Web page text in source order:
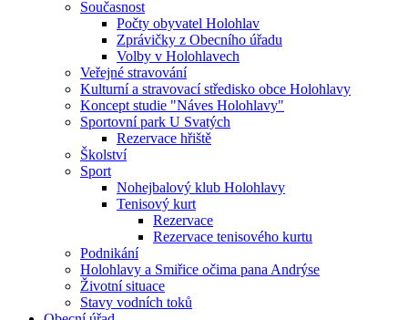
Současnost
Počty obyvatel Holohlav
Zprávičky z Obecního úřadu
Volby v Holohlavech
Veřejné stravování
Kulturní a stravovací středisko obce Holohlavy
Koncept studie "Náves Holohlavy"
Sportovní park U Svatých
Rezervace hřiště
Školství
Sport
Nohejbalový klub Holohlavy
Tenisový kurt
Rezervace
Rezervace tenisového kurtu
Podnikání
Holohlavy a Smiřice očima pana Andrýse
Životní situace
Stavy vodních toků